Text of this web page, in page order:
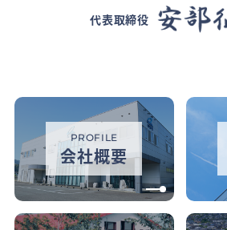
代表取締役
PROFILE
会社概要